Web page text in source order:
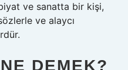
ve sanatta bir kişi,
ve alaycı
DEMEK?